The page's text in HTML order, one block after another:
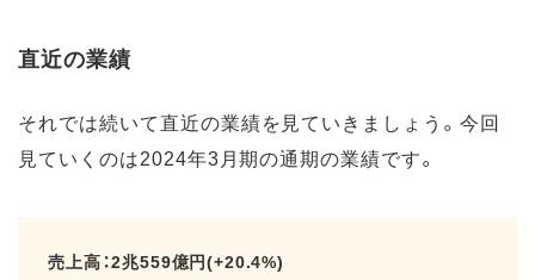
直近の業績
それでは続いて直近の業績を見ていきましょう。今回
見ていくのは2024年3月期の通期の業績です。
売上高：2兆559億円(+20.4%)